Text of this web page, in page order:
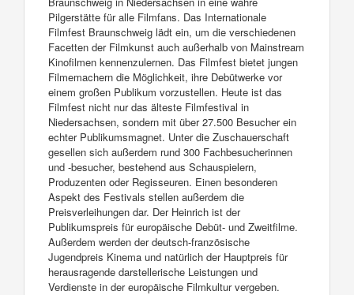
Pilgerstätte für alle Filmfans. Das Internationale
Filmfest Braunschweig lädt ein, um die verschiedenen
Facetten der Filmkunst auch außerhalb von Mainstream
Kinofilmen kennenzulernen. Das Filmfest bietet jungen
Filmemachern die Möglichkeit, ihre Debütwerke vor
einem großen Publikum vorzustellen. Heute ist das
Filmfest nicht nur das älteste Filmfestival in
Niedersachsen, sondern mit über 27.500 Besucher ein
echter Publikumsmagnet. Unter die Zuschauerschaft
gesellen sich außerdem rund 300 Fachbesucherinnen
und -besucher, bestehend aus Schauspielern,
Produzenten oder Regisseuren. Einen besonderen
Aspekt des Festivals stellen außerdem die
Preisverleihungen dar. Der Heinrich ist der
Publikumspreis für europäische Debüt- und Zweitfilme.
Außerdem werden der deutsch-französische
Jugendpreis Kinema und natürlich der Hauptpreis für
herausragende darstellerische Leistungen und
Verdienste in der europäische Filmkultur vergeben.